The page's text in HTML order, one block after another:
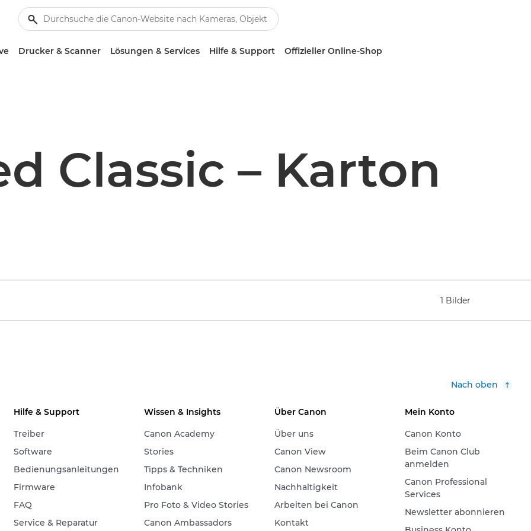
Drucker & Scanner Lösungen & Services Hilfe & Support Offizieller Online-Shop
Classic – Karton
1 Bilder
Nach oben
Hilfe & Support
Treiber
Software
Bedienungsanleitungen
Firmware
FAQ
Service & Reparatur
Wissen & Insights
Canon Academy
Stories
Tipps & Techniken
Infobank
Pro Foto & Video Stories
Canon Ambassadors
Über Canon
Über uns
Canon View
Canon Newsroom
Nachhaltigkeit
Arbeiten bei Canon
Kontakt
Mein Konto
Canon Konto
Beim Canon Club
anmelden
Canon Professional
Services
Newsletter abonnieren